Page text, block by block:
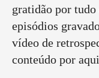
gratidão por
episódios
vídeo de
conteúdo por